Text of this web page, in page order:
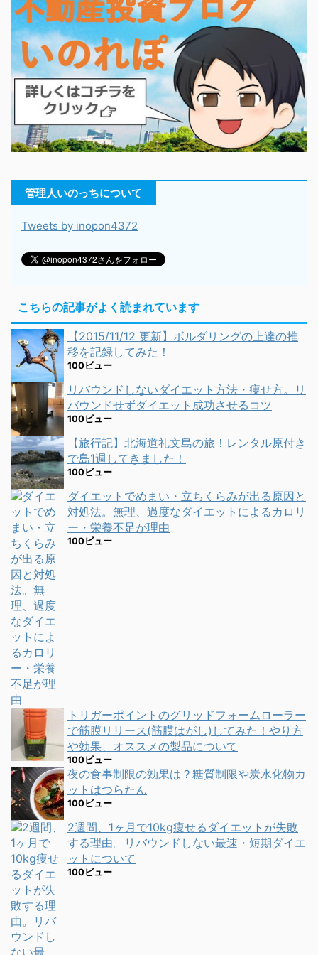
管理人いのっちについて
Tweets by inopon4372
こちらの記事がよく読まれています
【2015/11/12 更新】ボルダリングの上達の推
移を記録してみた！
100ビュー
リバウンドしないダイエット方法・痩せ方。リ
バウンドせずダイエット成功させるコツ
100ビュー
【旅行記】北海道礼文島の旅！レンタル原付き
で島1週してきました！
100ビュー
ダイエットでめまい・立ちくらみが出る原因と
対処法。無理、過度なダイエットによるカロリ
ー・栄養不足が理由
100ビュー
トリガーポイントのグリッドフォームローラー
で筋膜リリース(筋膜はがし)してみた！やり方
や効果、オススメの製品について
100ビュー
夜の食事制限の効果は？糖質制限や炭水化物カ
ットはつらたん
100ビュー
2週間、1ヶ月で10kg痩せるダイエットが失敗
する理由。リバウンドしない最速・短期ダイエ
ットについて
100ビュー